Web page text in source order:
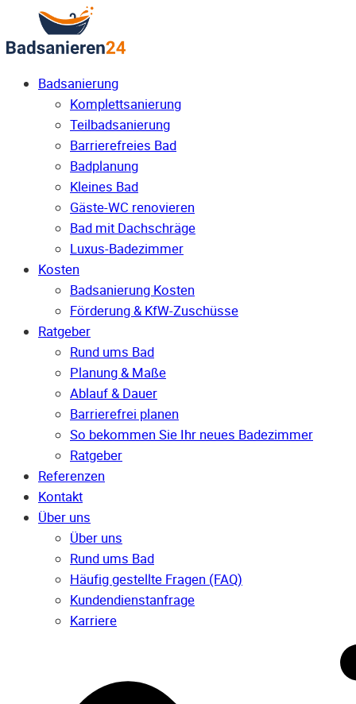
Badsanierung
Komplettsanierung
Teilbadsanierung
Barrierefreies Bad
Badplanung
Kleines Bad
Gäste-WC renovieren
Bad mit Dachschräge
Luxus-Badezimmer
Kosten
Badsanierung Kosten
Förderung & KfW-Zuschüsse
Ratgeber
Rund ums Bad
Planung & Maße
Ablauf & Dauer
Barrierefrei planen
So bekommen Sie Ihr neues Badezimmer
Ratgeber
Referenzen
Kontakt
Über uns
Über uns
Rund ums Bad
Häufig gestellte Fragen (FAQ)
Kunden­dienst­anfrage
Karriere